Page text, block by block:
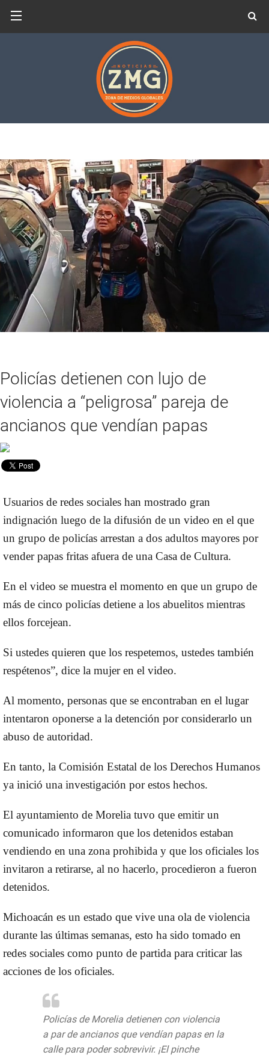
Policías detienen con lujo de
violencia a “peligrosa” pareja de
ancianos que vendían papas
Usuarios de redes sociales han mostrado gran
indignación luego de la difusión de un video en el que
un grupo de policías arrestan a dos adultos mayores por
vender papas fritas afuera de una Casa de Cultura.
En el video se muestra el momento en que un grupo de
más de cinco policías detiene a los abuelitos mientras
ellos forcejean.
Si ustedes quieren que los respetemos, ustedes también
respétenos”, dice la mujer en el video.
Al momento, personas que se encontraban en el lugar
intentaron oponerse a la detención por considerarlo un
abuso de autoridad.
En tanto, la Comisión Estatal de los Derechos Humanos
ya inició una investigación por estos hechos.
El ayuntamiento de Morelia tuvo que emitir un
comunicado informaron que los detenidos estaban
vendiendo en una zona prohibida y que los oficiales los
invitaron a retirarse, al no hacerlo, procedieron a fueron
detenidos.
Michoacán es un estado que vive una ola de violencia
durante las últimas semanas, esto ha sido tomado en
redes sociales como punto de partida para criticar las
acciones de los oficiales.
Policías de Morelia detienen con violencia
a par de ancianos que vendían papas en la
calle para poder sobrevivir. ¡El pinche